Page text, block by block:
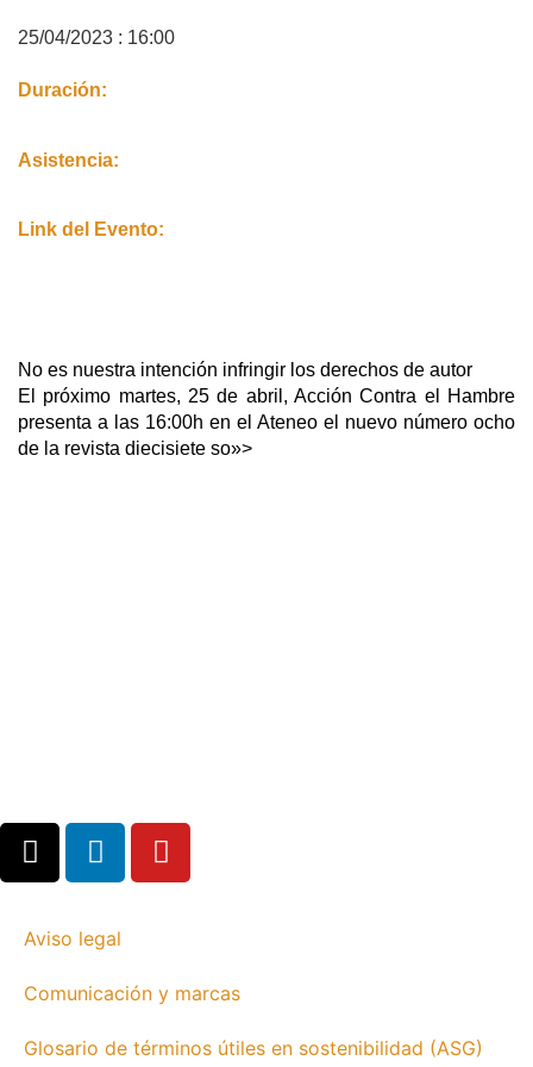
25/04/2023 : 16:00
Duración:
Asistencia:
Link del Evento:
No es nuestra intención infringir los derechos de autor
El próximo martes, 25 de abril, Acción Contra el Hambre
presenta a las 16:00h en el Ateneo el nuevo número ocho
de la revista diecisiete so»>
Aviso legal
Comunicación y marcas
Glosario de términos útiles en sostenibilidad (ASG)